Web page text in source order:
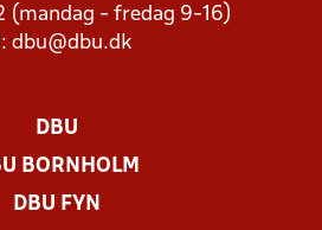
(mandag - fredag 9-16)
dbu@dbu.dk
DBU
BORNHOLM
DBU FYN